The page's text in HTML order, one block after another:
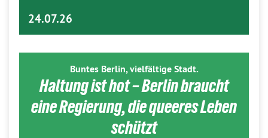
24.07.26
Buntes Berlin, vielfältige Stadt.
Haltung ist hot – Berlin braucht
eine Regierung, die queeres Leben
schützt